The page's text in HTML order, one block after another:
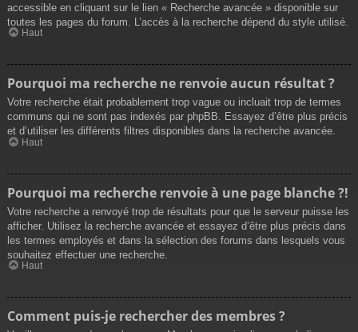
accessible en cliquant sur le lien « Recherche avancée » disponible sur
toutes les pages du forum. L’accès à la recherche dépend du style utilisé.
Haut
Pourquoi ma recherche ne renvoie aucun résultat ?
Votre recherche était probablement trop vague ou incluait trop de termes
communs qui ne sont pas indexés par phpBB. Essayez d’être plus précis
et d’utiliser les différents filtres disponibles dans la recherche avancée.
Haut
Pourquoi ma recherche renvoie à une page blanche ?!
Votre recherche a renvoyé trop de résultats pour que le serveur puisse les
afficher. Utilisez la recherche avancée et essayez d’être plus précis dans
les termes employés et dans la sélection des forums dans lesquels vous
souhaitez effectuer une recherche.
Haut
Comment puis-je rechercher des membres ?